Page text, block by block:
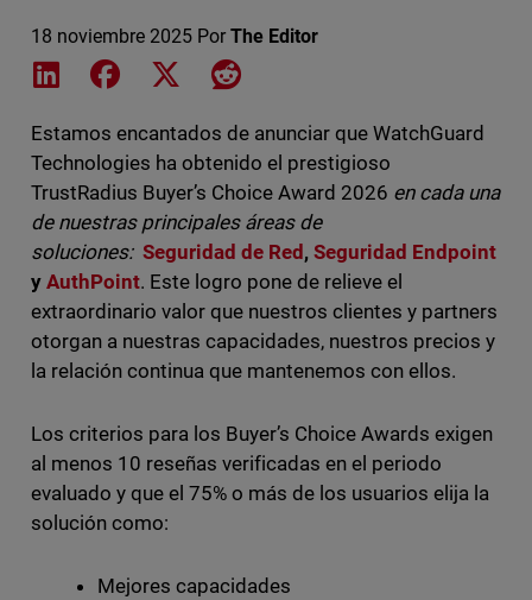
18 noviembre 2025 Por The Editor
Share on LinkedIn
Share on Facebook
Share on XShare on Reddit
Estamos encantados de anunciar que WatchGuard
Technologies ha obtenido el prestigioso
TrustRadius Buyer’s Choice Award 2026 en cada una
de nuestras principales áreas de
soluciones: Seguridad de Red ,Seguridad Endpoint
y AuthPoint. Este logro pone de relieve el
extraordinario valor que nuestros clientes y partners
otorgan a nuestras capacidades, nuestros precios y
la relación continua que mantenemos con ellos.
Los criterios para los Buyer’s Choice Awards exigen
al menos 10 reseñas verificadas en el periodo
evaluado y que el 75% o más de los usuarios elija la
solución como:
Mejores capacidades